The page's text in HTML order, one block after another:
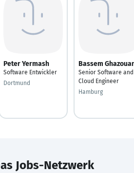
Peter Yermash
Software Entwickler
Dortmund
Bassem
Senior Software and
Cloud Engineer
Hamburg
Jobs-Netzwerk